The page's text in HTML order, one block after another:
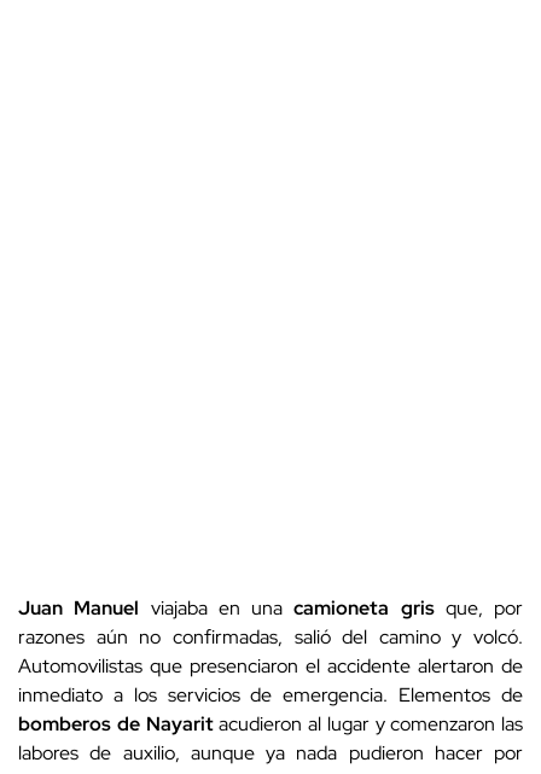
Juan Manuel viajaba en unacamioneta grisque, por
razones aún no confirmadas, salió del camino y volcó.
Automovilistas que presenciaron el accidente alertaron de
inmediato a los servicios de emergencia. Elementos de
bomberos de Nayaritacudieron al lugar y comenzaron las
labores de auxilio, aunque ya nada pudieron hacer por